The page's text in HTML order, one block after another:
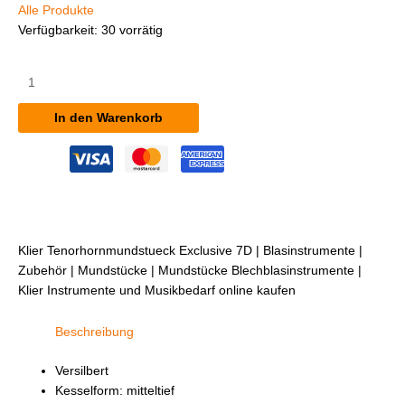
Alle Produkte
Verfügbarkeit: 30 vorrätig
Tenorhornmundstück
Exclusive
7D
In den Warenkorb
Klier Tenorhornmundstueck Exclusive 7D | Blasinstrumente |
Zubehör | Mundstücke | Mundstücke Blechblasinstrumente |
Klier Instrumente und Musikbedarf online kaufen
Beschreibung
Versilbert
Kesselform: mitteltief